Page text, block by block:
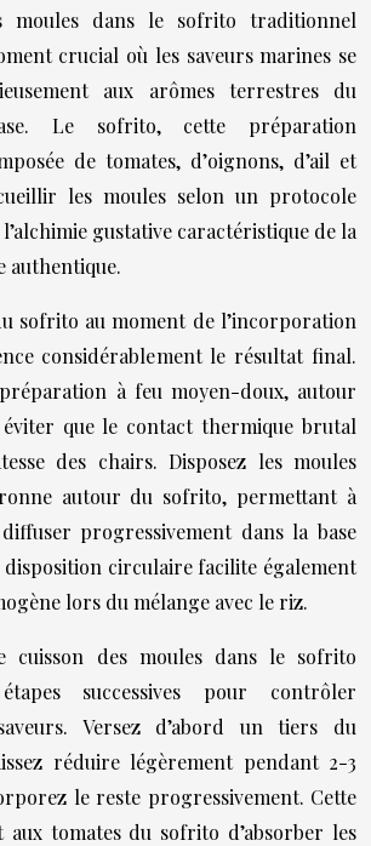
moules dans le sofrito traditionnel
crucial où les saveurs marines se
aux arômes terrestres du
Le sofrito, cette préparation
de tomates, d’oignons, d’ail et
les moules selon un protocole
gustative caractéristique de la
authentique.
sofrito au moment de l’incorporation
considérablement le résultat final.
à feu moyen-doux, autour
éviter que le contact thermique brutal
des chairs. Disposez les moules
autour du sofrito, permettant à
progressivement dans la base
disposition circulaire facilite également
lors du mélange avec le riz.
cuisson des moules dans le sofrito
successives pour contrôler
Versez d’abord un tiers du
réduire légèrement pendant 2-3
le reste progressivement. Cette
aux tomates du sofrito d’absorber les